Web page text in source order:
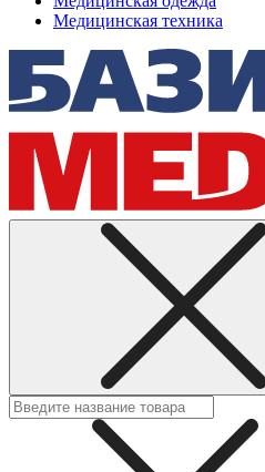
Медицинская техника